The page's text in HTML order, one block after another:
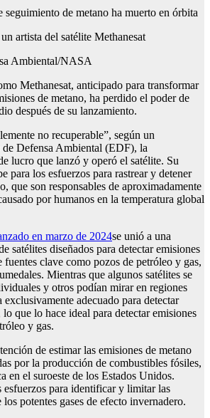
artista del satélite Methanesat
Ambiental/NASA
Methanesat, anticipado para transformar
de metano, ha perdido el poder de
después de su lanzamiento.
no recuperable”, según un
Defensa Ambiental (EDF), la
lucro que lanzó y operó el satélite. Su
para los esfuerzos para rastrear y detener
que son responsables de aproximadamente
por humanos en la temperatura global
en marzo de 2024se unió a una
satélites diseñados para detectar emisiones
clave como pozos de petróleo y gas,
Mientras que algunos satélites se
y otros podían mirar en regiones
exclusivamente adecuado para detectar
lo que lo hace ideal para detectar emisiones
y gas.
de estimar las emisiones de metano
por la producción de combustibles fósiles,
en el suroeste de los Estados Unidos.
esfuerzos para identificar y limitar las
los potentes gases de efecto invernadero.